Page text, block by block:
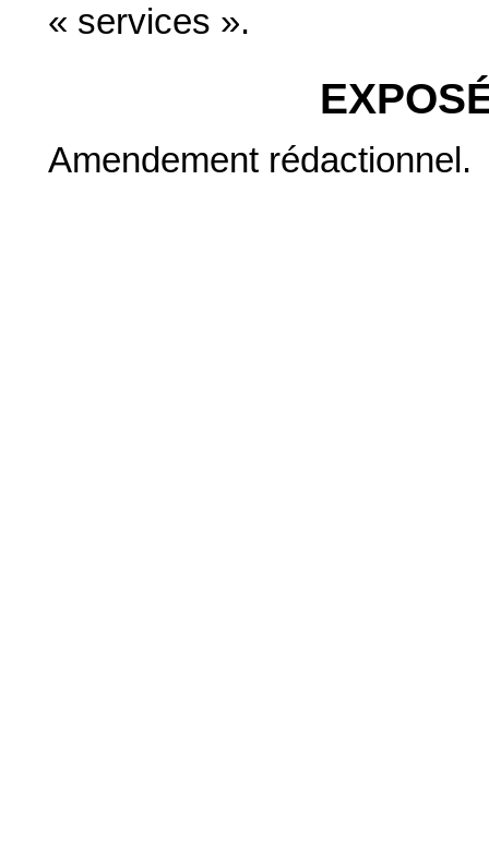
« services ».
Amendement rédactionnel.